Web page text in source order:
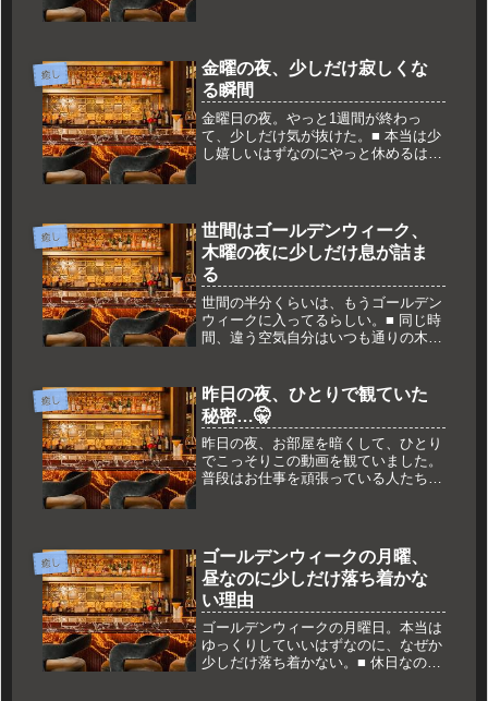
ラックス」なんて言っているけれ
ど、...
癒し
金曜の夜、少しだけ寂しくな
る瞬間
金曜日の夜。やっと1週間が終わっ
て、少しだけ気が抜けた。■ 本当は少
し嬉しいはずなのにやっと休めるはず
て、誰かは誰かと一緒に過ごしてい...
癒し
世間はゴールデンウィーク、
木曜の夜に少しだけ息が詰ま
る
世間の半分くらいは、もうゴールデン
ウィークに入ってるらしい。■ 同じ時
間、違う空気自分はいつも通りの木曜
音も、どこか浮かれてる感じがする。
それが近い分、少しだけ遠く感じ...
癒し
昨日の夜、ひとりで観ていた
秘密…🤫
昨日の夜、お部屋を暗くして、ひとり
でこっそりこの動画を観ていました。
普段はお仕事を頑張っている人たち
たいにドキドキしちゃいました🤫特に
お気...
癒し
ゴールデンウィークの月曜、
昼なのに少しだけ落ち着かな
い理由
ゴールデンウィークの月曜日。本当は
ゆっくりしていいはずなのに、なぜか
少しだけ落ち着かない。■ 休日なのに